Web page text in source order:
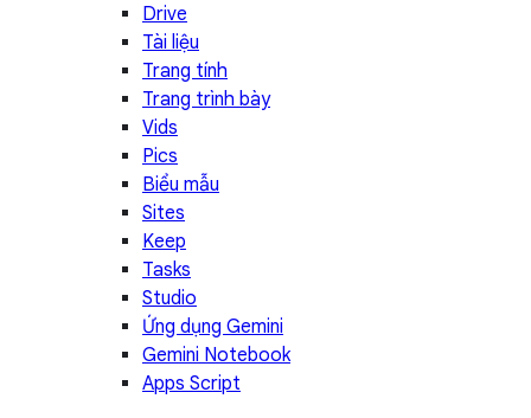
Drive
Tài liệu
Trang tính
Trang trình bày
Vids
Pics
Biểu mẫu
Sites
Keep
Tasks
Studio
Ứng dụng Gemini
Gemini Notebook
Apps Script